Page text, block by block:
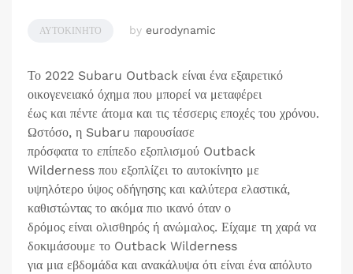
ΑΥΤΟΚΊΝΗΤΟ by eurodynamic
Το 2022 Subaru Outback είναι ένα εξαιρετικό
οικογενειακό όχημα που μπορεί να μεταφέρει
έως και πέντε άτομα και τις τέσσερις εποχές του χρόνου.
Ωστόσο, η Subaru παρουσίασε
πρόσφατα το επίπεδο εξοπλισμού Outback
Wilderness που εξοπλίζει το αυτοκίνητο με
υψηλότερο ύψος οδήγησης και καλύτερα ελαστικά,
καθιστώντας το ακόμα πιο ικανό όταν ο
δρόμος είναι ολισθηρός ή ανώμαλος. Είχαμε τη χαρά να
δοκιμάσουμε το Outback Wilderness
για μια εβδομάδα και ανακάλυψα ότι είναι ένα απόλυτο